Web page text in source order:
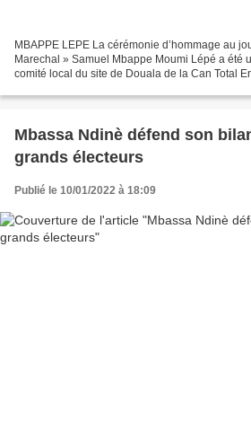
MBAPPE LEPE La cérémonie d’hommage au
Marechal » Samuel Mbappe Moumi Lépé a été
comité local du site de Douala de la Can Total
Mbassa Ndinè défend son
grands électeurs
Publié le 10/01/2022 à 18:09